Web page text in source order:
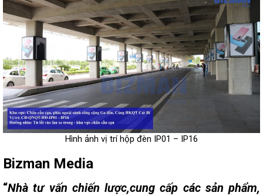
Hình ảnh vị trí hộp đèn IP01 – IP16
Bizman Media
“Nhà tư vấn chiến lược,cung cấp các sản phẩm,